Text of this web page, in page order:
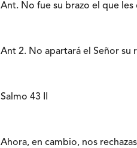
Ant. No fue su brazo el que
Ant 2. No apartará el Señor su
Salmo 43 II
Ahora, en cambio, nos